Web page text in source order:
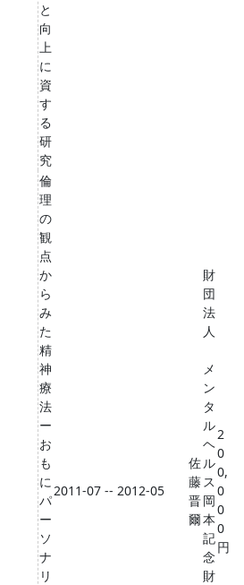
と
向
上
に
資
す
る
研
究
倫
理
の
観
点
か
ら
み
た
精
神
療
法
ー
お
も
に
パ
ー
ソ
ナ
リ
2011-07 -- 2012-05
佐
藤
晋
爾
財
団
法
人
メ
ン
タ
ル
ヘ
ル
ス
岡
本
記
念
財
2
0
0,
0
0
0
円